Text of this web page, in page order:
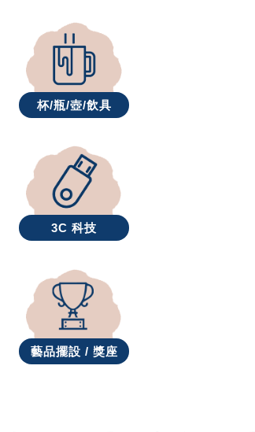
杯/瓶/壺/飲具
3C 科技
藝品擺設 / 獎座